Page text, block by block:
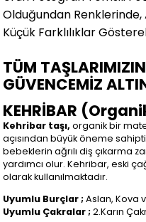
Olduğundan Renklerinde,
Küçük Farklılıklar
TÜM
GÜVENCEMİZ
KEHRİBAR
Kehribar taşı,organik bir
açısından büyük öneme
bebeklerin ağrılı diş çıkarma
yardımcı olur. Kehribar, eski
olarak kullanılmaktadır.
Uyumlu Burçlar ;Aslan, Kova
Uyumlu Çakralar ;2.Karın